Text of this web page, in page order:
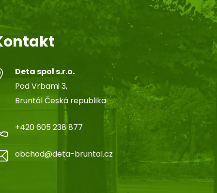
Deta spol s.r.o.
Pod Vrbami 3,
Bruntál Česká republika
+420 605 238 877
obchod@deta-bruntal.cz